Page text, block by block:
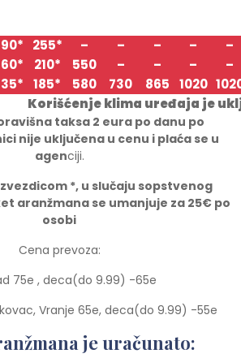
255* – – – –
–
210* 550 – – –
–
185* 580 730 865 1020
Korišćenje klima uređaja je
taksa 2 eura po danu po
nije uključena u cenu i plaća se u
agenciji.
*, u slučaju sopstvenog
aranžmana se umanjuje za 25€ po
osobi
Cena prevoza:
75e , deca(do 9.99) -65e
Vranje 65e, deca(do 9.99) -55e
je uračunato: